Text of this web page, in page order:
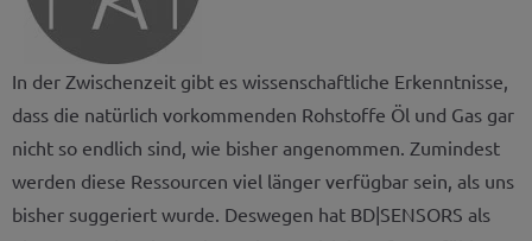
In der Zwischenzeit gibt es wissenschaftliche Erkenntnisse,
dass die natürlich vorkommenden Rohstoffe Öl und Gas gar
nicht so endlich sind, wie bisher angenommen. Zumindest
werden diese Ressourcen viel länger verfügbar sein, als uns
bisher suggeriert wurde. Deswegen hat BD|SENSORS als